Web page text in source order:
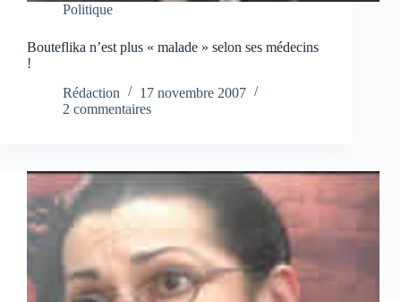
Politique
Bouteflika n’est plus « malade » selon ses médecins
!
Rédaction
17 novembre 2007
2 commentaires